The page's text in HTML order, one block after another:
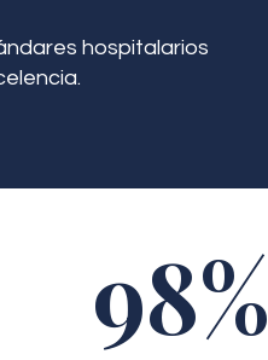
hospitalarios
98%